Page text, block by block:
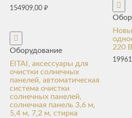
154909,00 ₽
Оборудование
EITAI, аксессуары для
очистки солнечных
панелей, автоматическая
система очистки
солнечных панелей,
солнечная панель 3,6 м,
5,4 м, 7,2 м, стирка
220